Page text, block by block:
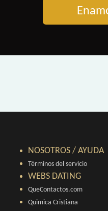
NOSOTROS / AYUDA
Términos del servicio
WEBS DATING
QueContactos.com
Quimica Cristiana